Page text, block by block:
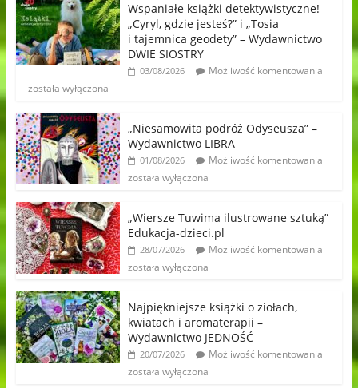
Wspaniałe książki detektywistyczne!
„Cyryl, gdzie jesteś?” i „Tosia
i tajemnica geodety” – Wydawnictwo
DWIE SIOSTRY
03/08/2026
Możliwość komentowania
została wyłączona
„Niesamowita podróż Odyseusza” –
Wydawnictwo LIBRA
01/08/2026
Możliwość komentowania
została wyłączona
„Wiersze Tuwima ilustrowane sztuką”
Edukacja-dzieci.pl
28/07/2026
Możliwość komentowania
została wyłączona
Najpiękniejsze książki o ziołach,
kwiatach i aromaterapii –
Wydawnictwo JEDNOŚĆ
20/07/2026
Możliwość komentowania
została wyłączona